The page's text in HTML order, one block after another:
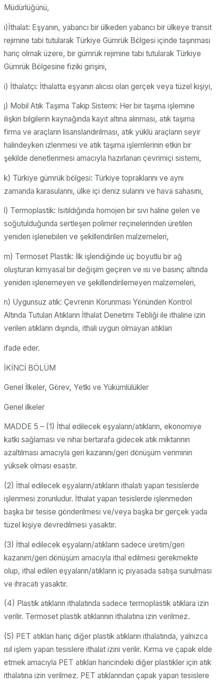
Müdürlüğünü,
ı)İthalat: Eşyanın, yabancı bir ülkeden yabancı bir ülkeye transit
rejimine tabi tutularak Türkiye Gümrük Bölgesi içinde taşınması
hariç olmak üzere, bir gümrük rejimine tabi tutularak Türkiye
Gümrük Bölgesine fiziki girişini,
i) İthalatçı: İthalatta eşyanın alıcısı olan gerçek veya tüzel kişiyi,
j) Mobil Atık Taşıma Takip Sistemi: Her bir taşıma işlemine
ilişkin bilgilerin kaynağında kayıt altına alınması, atık taşıma
firma ve araçların lisanslandırılması, atık yüklü araçların seyir
halindeyken izlenmesi ve atık taşıma işlemlerinin etkin bir
şekilde denetlenmesi amacıyla hazırlanan çevrimiçi sistemi,
k) Türkiye gümrük bölgesi: Türkiye topraklarını ve aynı
zamanda karasularını, ülke içi deniz sularını ve hava sahasını,
l) Termoplastik: Isıtıldığında homojen bir sıvı haline gelen ve
soğutulduğunda sertleşen polimer reçinelerinden üretilen
yeniden işlenebilen ve şekillendirilen malzemeleri,
m) Termoset Plastik: İlk işlendiğinde üç boyutlu bir ağ
oluşturan kimyasal bir değişim geçiren ve ısı ve basınç altında
yeniden işlenemeyen ve şekillendirilemeyen malzemeleri,
n) Uygunsuz atık: Çevrenin Korunması Yönünden Kontrol
Altında Tutulan Atıkların İthalat Denetimi Tebliği ile ithaline izin
verilen atıkların dışında, ithali uygun olmayan atıkları
ifade eder.
İKİNCİ BÖLÜM
Genel İlkeler, Görev, Yetki ve Yükümlülükler
Genel ilkeler
MADDE 5 – (1) İthal edilecek eşyaların/atıkların, ekonomiye
katkı sağlaması ve nihai bertarafa gidecek atık miktarının
azaltılması amacıyla geri kazanını/geri dönüşüm veriminin
yüksek olması esastır.
(2) İthal edilecek eşyaların/atıkların ithalatı yapan tesislerde
işlenmesi zorunludur. İthalat yapan tesislerde işlenmeden
başka bir tesise gönderilmesi ve/veya başka bir gerçek yada
tüzel kişiye devredilmesi yasaktır.
(3) İthal edilecek eşyaların/atıkların sadece üretim/geri
kazanım/geri dönüşüm amacıyla ithal edilmesi gerekmekte
olup, ithal edilen eşyaların/atıkların iç piyasada satışa sunulması
ve ihracatı yasaktır.
(4) Plastik atıkların ithalatında sadece termoplastik atıklara izin
verilir. Termoset plastik atıklarının ithalatına izin verilmez.
(5) PET atıkları hariç diğer plastik atıkların ithalatında, yalnızca
ısıl işlem yapan tesislere ithalat izini verilir. Kırma ve çapak elde
etmek amacıyla PET atıkları haricindeki diğer plastikler için atık
ithalatına izin verilmez. PET atıklarından çapak yapan tesislere